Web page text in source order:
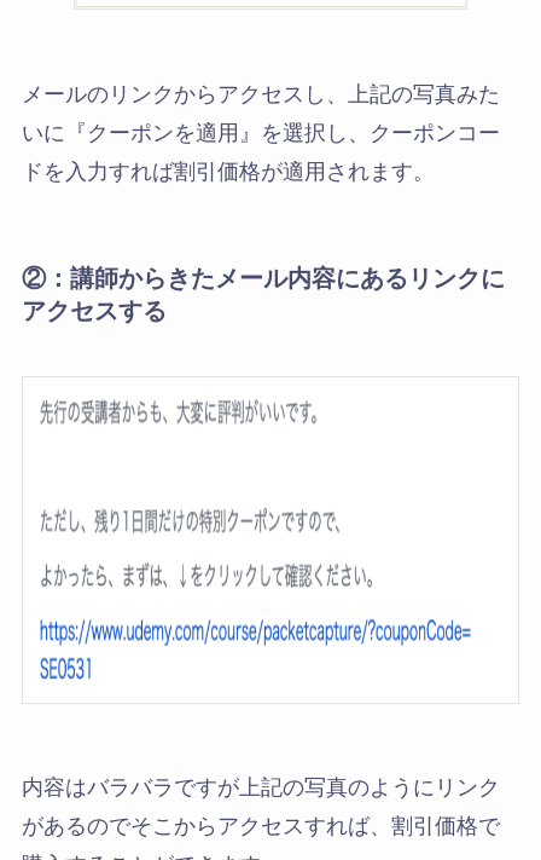
メールのリンクからアクセスし、上記の写真みた
いに『クーポンを適用』を選択し、クーポンコー
ドを入力すれば割引価格が適用されます。
②： 講師からきたメール内容にあるリンクに
アクセスする
内容はバラバラですが上記の写真のようにリンク
があるのでそこからアクセスすれば、割引価格で